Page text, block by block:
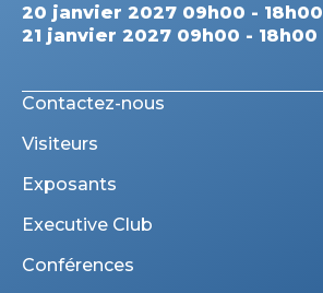
20 janvier 2027 09h00 - 18h00
21 janvier 2027 09h00 - 18h00
Contactez-nous
Visiteurs
Exposants
Executive Club
Conférences